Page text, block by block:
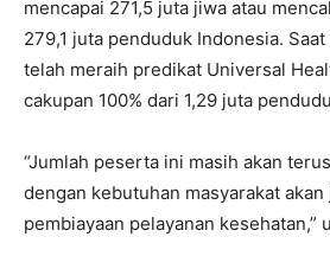
mencapai 271,5 juta jiwa atau
279,1 juta penduduk Indonesia.
telah meraih predikat Universal
cakupan 100% dari 1,29 juta
“Jumlah peserta ini masih akan
dengan kebutuhan masyarakat
pembiayaan pelayanan kesehatan,”